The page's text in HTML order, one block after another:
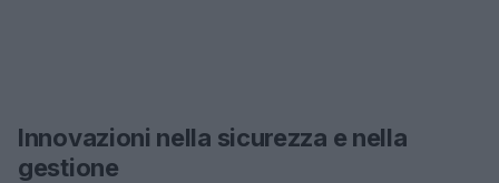
Innovazioni nella sicurezza e nella
gestione